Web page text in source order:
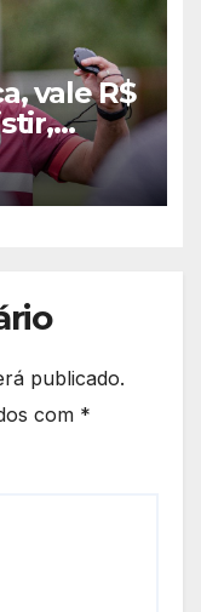
vale R$
pela
publicado.
com *